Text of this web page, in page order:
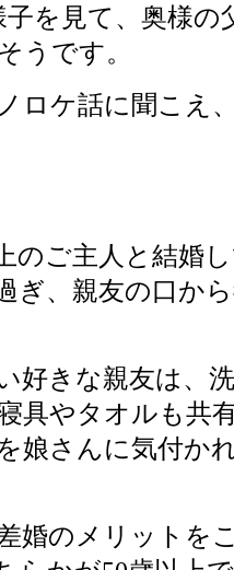
を見て、奥様の
うです。
ロケ話に聞こえ
のご主人と結婚
ぎ、親友の口か
好きな親友は、
具やタオルも共
娘さんに気付か
婚のメリットを